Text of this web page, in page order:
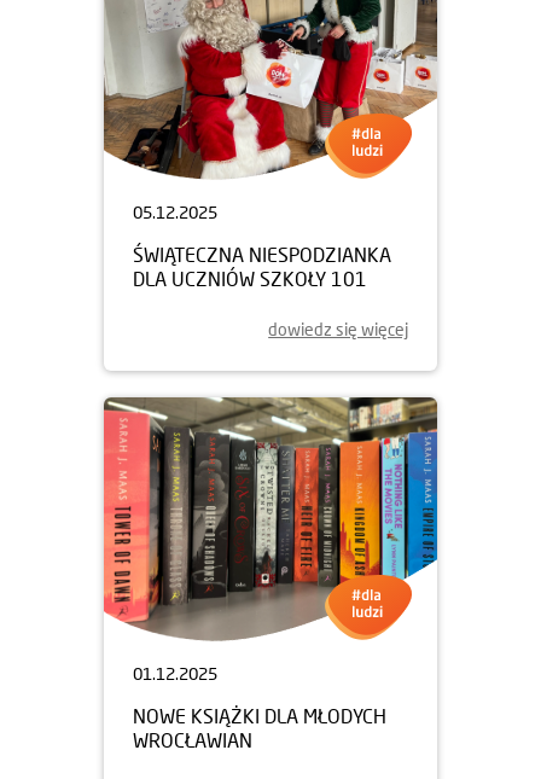
05.12.2025
ŚWIĄTECZNA NIESPODZIANKA
DLA UCZNIÓW SZKOŁY 101
dowiedz się więcej
01.12.2025
NOWE KSIĄŻKI DLA MŁODYCH
WROCŁAWIAN